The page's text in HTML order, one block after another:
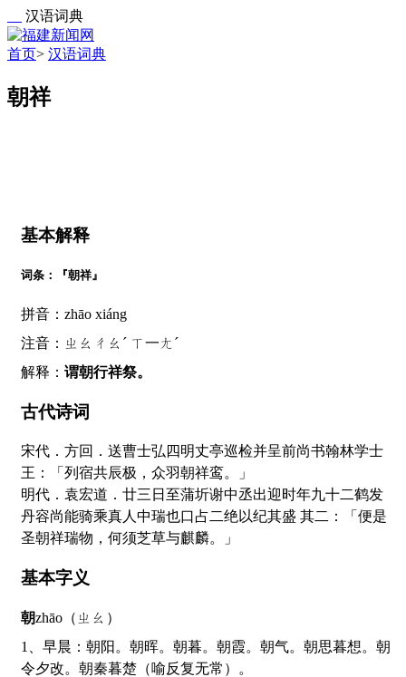
汉语词典
首页> 汉语词典
朝祥
基本解释
词条：『朝祥』
拼音：zhāo xiáng
注音：ㄓㄠㄔㄠˊ ㄒ一ㄤˊ
解释： 谓朝行祥祭。
古代诗词
宋代．方回．送曹士弘四明丈亭巡检并呈前尚书翰林学士
王：「列宿共辰极，众羽朝祥鸾。」
明代．袁宏道．廿三日至蒲圻谢中丞出迎时年九十二鹤发
丹容尚能骑乘真人中瑞也口占二绝以纪其盛 其二：「便是
圣朝祥瑞物，何须芝草与麒麟。」
基本字义
朝zhāo（ㄓㄠ）
1、早晨：朝阳。朝晖。朝暮。朝霞。朝气。朝思暮想。朝
令夕改。朝秦暮楚（喻反复无常）。